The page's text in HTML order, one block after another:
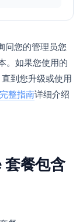
问您的管理员您
。如果您使用的
到您升级或使用
整指南详细介绍
餐包含